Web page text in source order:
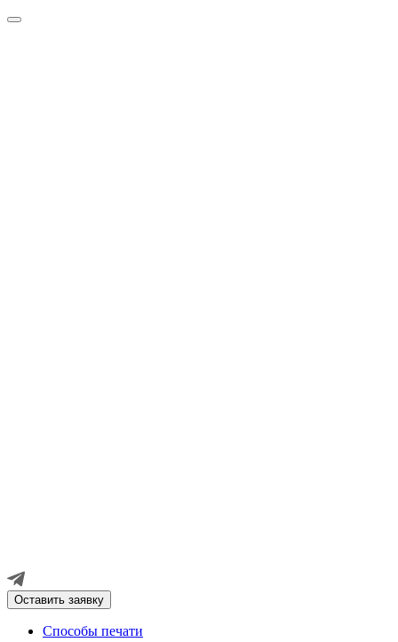
Оставить заявку
Способы печати